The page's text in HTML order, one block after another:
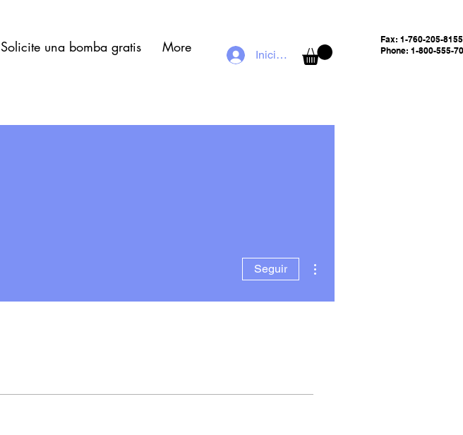
Solicite una bomba gratis More Iniciar sesión
Fax: 1-760-205-8155
Phone: 1-800-555-
Seguir